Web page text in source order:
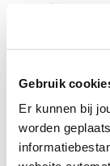
Gebruik
Er kunnen bij
worden
vrouwelijk
zijn inmiddels
profiel
Ben